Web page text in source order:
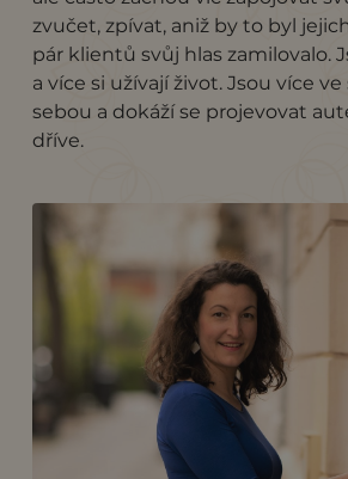
zvučet, zpívat, aniž by to byl
pár klientů svůj hlas zamilovalo.
a více si užívají život. Jsou více
sebou a dokáží se projevovat
dříve.